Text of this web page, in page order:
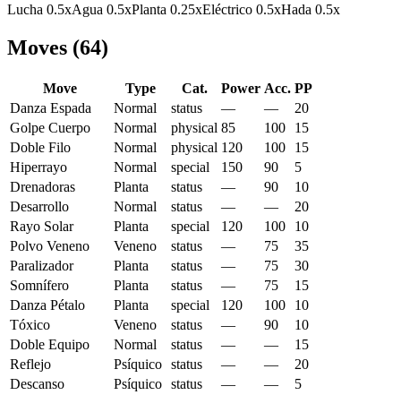
Lucha 0.5xAgua 0.5xPlanta 0.25xEléctrico 0.5xHada 0.5x
Moves (64)
Move Type Cat. Power Acc. PP
Danza Espada
Normal status — —
20
Golpe Cuerpo
Normal physical 85 100
15
Doble Filo
Normal physical 120 100
15
Hiperrayo
Normal special 150 90
5
Drenadoras
Planta status — 90
10
Desarrollo
Normal status — —
20
Rayo Solar
Planta special 120 100
10
Polvo Veneno
Veneno status — 75
35
Paralizador
Planta status — 75
30
Somnífero
Planta status — 75
15
Danza Pétalo
Planta special 120 100
10
Tóxico
Veneno status — 90
10
Doble Equipo
Normal status — —
15
Reflejo
Psíquico status — —
20
Descanso
Psíquico status — —
5